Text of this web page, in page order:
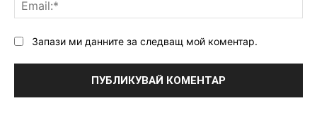
Запази ми данните за следващ мой коментар.